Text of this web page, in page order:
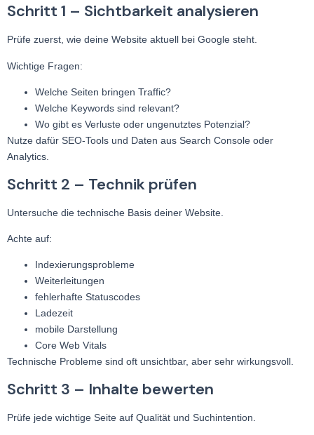
Schritt 1 – Sichtbarkeit analysieren
Prüfe zuerst, wie deine Website aktuell bei Google steht.
Wichtige Fragen:
Welche Seiten bringen Traffic?
Welche Keywords sind relevant?
Wo gibt es Verluste oder ungenutztes Potenzial?
Nutze dafür SEO-Tools und Daten aus Search Console oder
Analytics.
Schritt 2 – Technik prüfen
Untersuche die technische Basis deiner Website.
Achte auf:
Indexierungsprobleme
Weiterleitungen
fehlerhafte Statuscodes
Ladezeit
mobile Darstellung
Core Web Vitals
Technische Probleme sind oft unsichtbar, aber sehr wirkungsvoll.
Schritt 3 – Inhalte bewerten
Prüfe jede wichtige Seite auf Qualität und Suchintention.